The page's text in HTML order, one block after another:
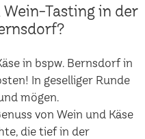
Wein-Tasting in der
in bspw. Bernsdorf in
In geselliger Runde
mögen.
von Wein und Käse
die tief in der